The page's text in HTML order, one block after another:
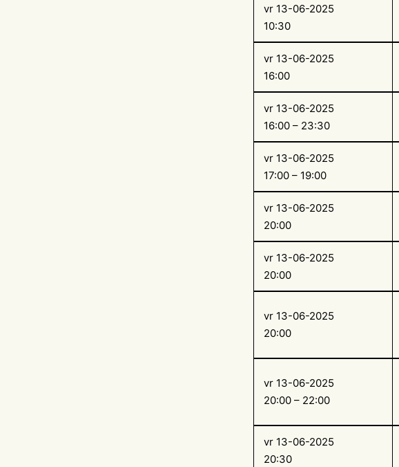
vr 13-06-2025
10:30
vr 13-06-2025
16:00
vr 13-06-2025
16:00 – 23:30
vr 13-06-2025
17:00 – 19:00
vr 13-06-2025
20:00
vr 13-06-2025
20:00
vr 13-06-2025
20:00
vr 13-06-2025
20:00 – 22:00
vr 13-06-2025
20:30